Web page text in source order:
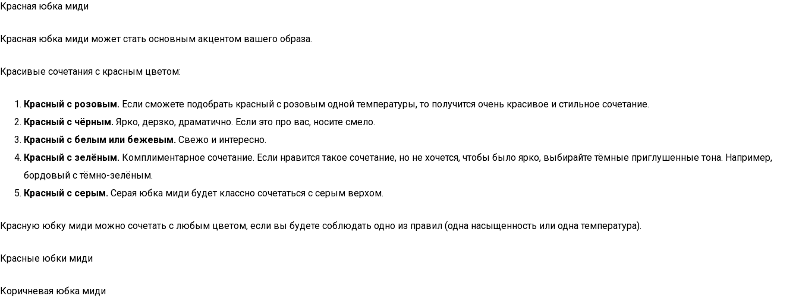
Красная юбка миди
Красная юбка миди может стать основным акцентом вашего образа.
Красивые сочетания с красным цветом:
Красный с розовым. Если сможете подобрать красный с розовым одной температуры, то получится очень красивое и стильное сочетание.
Красный с чёрным. Ярко, дерзко, драматично. Если это про вас, носите смело.
Красный с белым или бежевым. Свежо и интересно.
Красный с зелёным. Комплиментарное сочетание. Если нравится такое сочетание, но не хочется, чтобы было ярко, выбирайте тёмные приглушенные тона. Например,
бордовый с тёмно-зелёным.
Красный с серым. Серая юбка миди будет классно сочетаться с серым верхом.
Красную юбку миди можно сочетать с любым цветом, если вы будете соблюдать одно из правил (одна насыщенность или одна температура).
Красные юбки миди
Коричневая юбка миди